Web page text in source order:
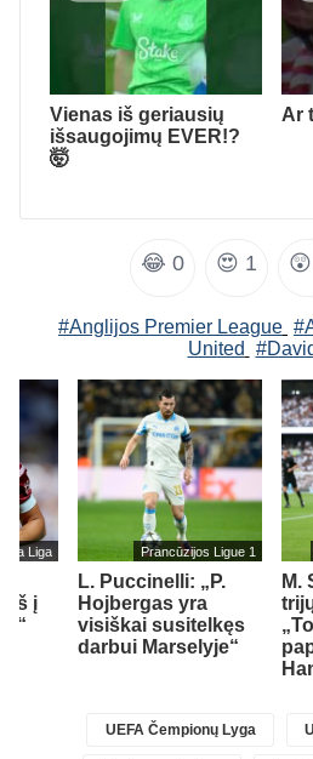
Vienas iš geriausių
išsaugojimų EVER!?
🤯
Ar
😂 0 😍 1 😲
#Anglijos Premier League
United
La Liga
į
Prancūzijos Ligue 1
L. Puccinelli: „P.
Hojbergas yra
visiškai susitelkęs
darbui Marselyje“
M.
UEFA Čempionų Lyga